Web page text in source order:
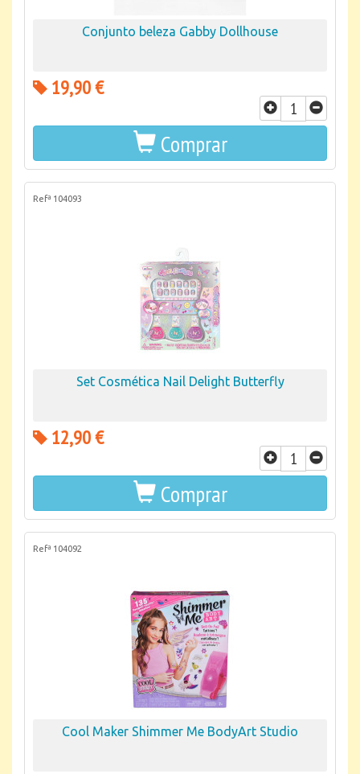
Conjunto beleza Gabby Dollhouse
19,90 €
Comprar
Refª 104093
Set Cosmética Nail Delight Butterfly
12,90 €
Comprar
Refª 104092
Cool Maker Shimmer Me BodyArt Studio